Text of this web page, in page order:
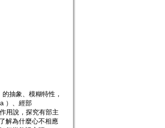
抽象、模糊特性，
）、經部
用說，探究有部主
解為什麼心不相應